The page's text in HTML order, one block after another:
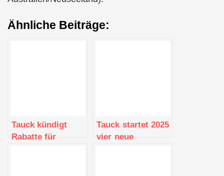
Ähnliche Beiträge:
Tauck kündigt
Rabatte für
Tauck startet 2025
vier neue